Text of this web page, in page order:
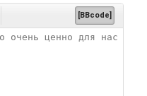
[BBcode]